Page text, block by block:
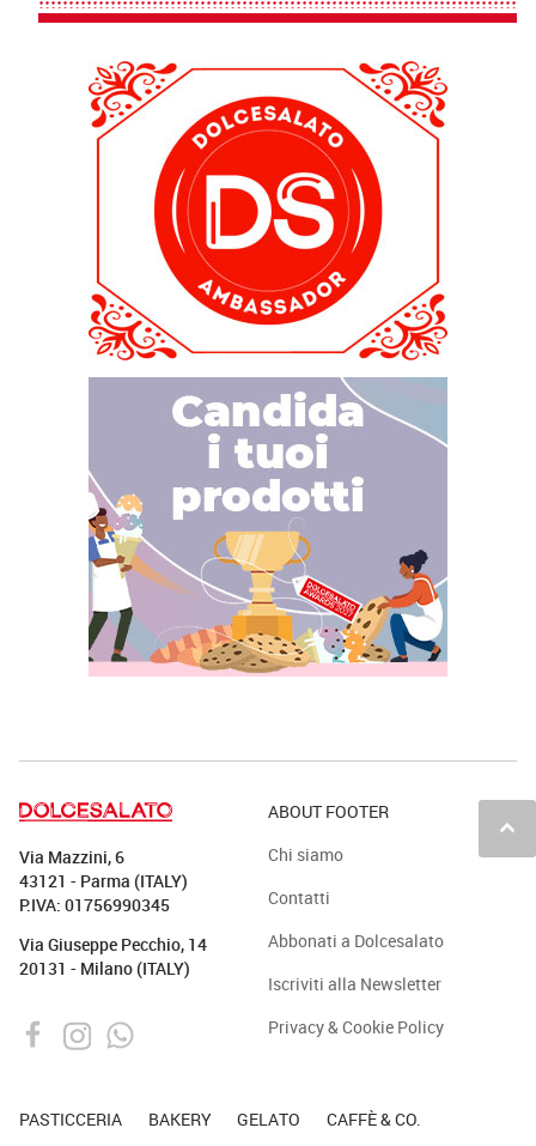
keyboard_arrow_up
Via Mazzini, 6
43121 - Parma (ITALY)
P.IVA: 01756990345
Via Giuseppe Pecchio, 14
20131 - Milano (ITALY)
ABOUT FOOTER
Chi siamo
Contatti
Abbonati a Dolcesalato
Iscriviti alla Newsletter
Privacy & Cookie Policy
PASTICCERIA BAKERY GELATO CAFFÈ & CO.